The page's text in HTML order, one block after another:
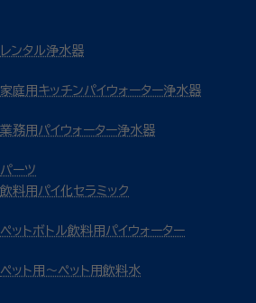
レンタル浄水器
家庭用キッチンパイウォーター浄水器
業務用パイウォーター浄水器
パーツ
飲料用パイ化セラミック
ペットボトル飲料用パイウォーター
ペット用～ペット用飲料水